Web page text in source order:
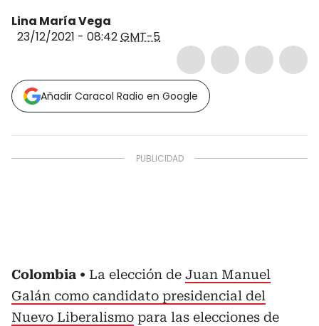
Lina María Vega
23/12/2021 - 08:42GMT-5
Añadir Caracol Radio en Google
Colombia La elección de Juan Manuel
Galán como candidato presidencial del
Nuevo Liberalismo para las elecciones de